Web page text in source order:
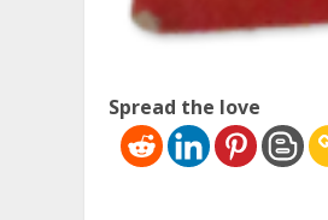
Spread the love